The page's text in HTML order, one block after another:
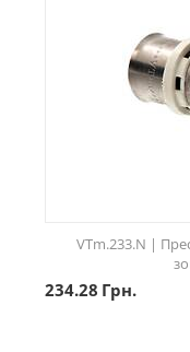
VTm.233.N |
234.28 Грн.